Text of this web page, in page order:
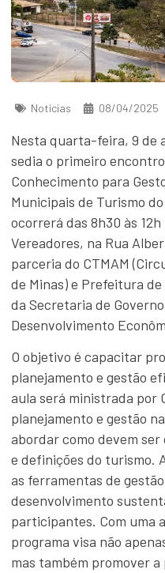
Notícias 08/04/2025
Nesta quarta-feira, 9 de
sedia o primeiro
Conhecimento para
Municipais de Turismo
ocorrerá das 8h30 às
Vereadores, na Rua
parceria do CTMAM
de Minas) e Prefeitura
da Secretaria de
Desenvolvimento
O objetivo é capacitar
planejamento e gestão
aula será ministrada por
planejamento e gestão
abordar como devem
e definições do turismo.
as ferramentas de
desenvolvimento
participantes. Com uma
programa visa não
mas também promover